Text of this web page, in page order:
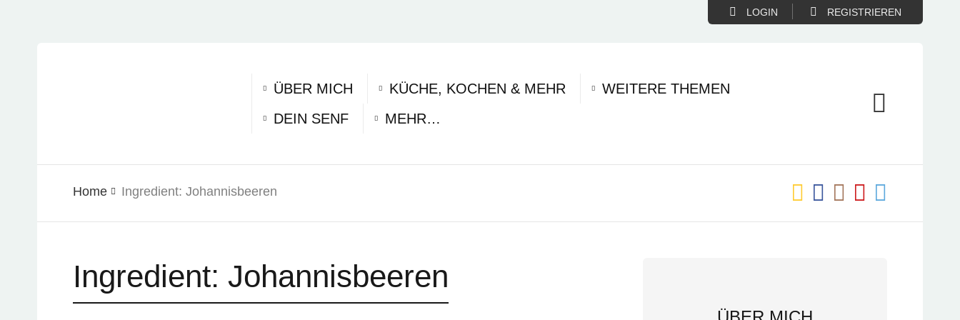
LOGIN REGISTRIEREN
ÜBER MICH KÜCHE, KOCHEN & MEHR
WEITERE THEMEN
DEIN SENF
MEHR…
Home Ingredient: Johannisbeeren
Ingredient: Johannisbeeren